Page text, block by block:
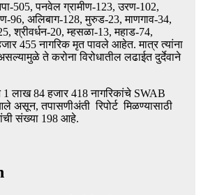
पनवेल ग्रामीण-123, उरण-102,
96, अलिबाग-128, मुरुड-23, माणगाव-34,
श्रीवर्धन-20, म्हसळा-13, महाड-74,
455 नागरिक मृत पावले आहेत. मात्र त्यांना
ते करोना विरोधातील लढाईत दुर्देवाने
84 हजार 418 नागरिकांचे SWAB
असून, तपासणीअंती रिपोर्ट मिळण्यासाठी
संख्या 198 आहे.